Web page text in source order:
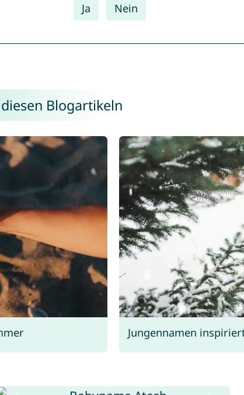
Ja Nein
Blogartikeln
Jungennamen